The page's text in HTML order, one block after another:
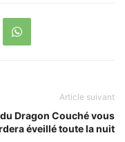
Article suivant
Dragon Couché vous
éveillé toute la nuit